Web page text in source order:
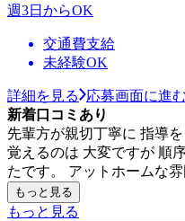
週3日からOK
交通費支給
未経験OK
詳細を見る
応募画面に進む
新着口コミあり
先輩方が親切丁寧に 指導
覚えるのは 大変ですが 順
たです。 アットホームな
もっと見る
もっと見る